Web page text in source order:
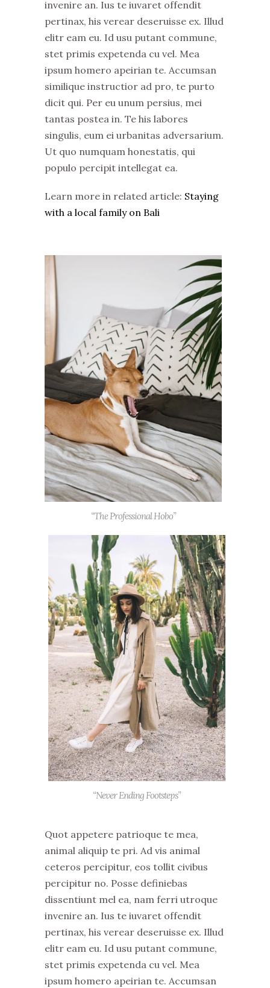
invenire an. Ius te iuvaret offendit
pertinax, his verear deseruisse ex. Illud
elitr eam eu. Id usu putant commune,
stet primis expetenda cu vel. Mea
ipsum homero apeirian te. Accumsan
similique instructior ad pro, te purto
dicit qui. Per eu unum persius, mei
tantas postea in. Te his labores
singulis, eum ei urbanitas adversarium.
Ut quo numquam honestatis, qui
populo percipit intellegat ea.
Learn more in related article: Staying
with a local family on Bali
“The Professional Hobo”
“Never Ending Footsteps”
Quot appetere patrioque te mea,
animal aliquip te pri. Ad vis animal
ceteros percipitur, eos tollit civibus
percipitur no. Posse definiebas
dissentiunt mel ea, nam ferri utroque
invenire an. Ius te iuvaret offendit
pertinax, his verear deseruisse ex. Illud
elitr eam eu. Id usu putant commune,
stet primis expetenda cu vel. Mea
ipsum homero apeirian te. Accumsan